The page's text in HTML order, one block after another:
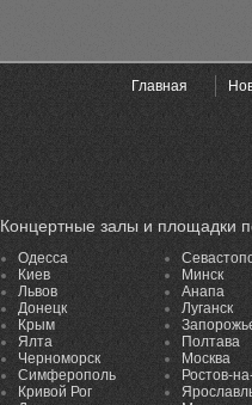
Главная
Концертные залы и площадки
Одесса
Киев
Львов
Донецк
Крым
Ялта
Черноморск
Симферополь
Кривой Рог
Минск
Анапа
Луганск
Полтава
Москва
Ростов-